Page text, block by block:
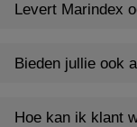
Levert Marindex
Bieden jullie ook
Hoe kan ik klant